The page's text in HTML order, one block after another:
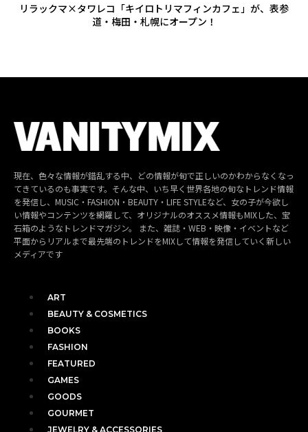
リラックマ×タワレコ「キイロトリマフィンカフェ」が、表参
道・梅田・札幌にオープン！
現在、色々な情報が錯乱する中、どの情報が旬で正しいのかわからなくなっ
てきているのも事実です。そんな中、いち早く世界各地の旬なトレンド情報
を発信し、MUSIC・FASHION・BEAUTY・LIFE STYLEなど、女の子が今欲し
い情報やコンテンツを網羅して、オリジナルのオススメ情報もMIXした、宝
石箱のようなトレンドマガジン。 また、雑誌・WEB・映像・イベントなど
平面からリアルまで最先端のトレンドをMIXして情報を発信していく新しい
メディアです
ART
BEAUTY & COSMETICS
BOOKS
FASHION
FEATURED
GAMES
GOODS
GOURMET
JEWELRY & ACCESSORIES